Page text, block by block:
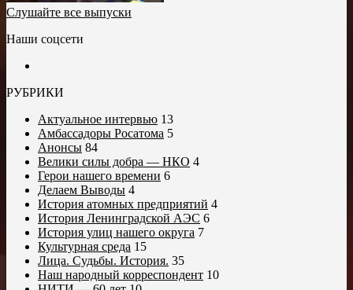
Слушайте все выпуски
Наши соцсети
РУБРИКИ
Актуальное интервью 13
Амбассадоры Росатома 5
Анонсы 84
Велики силы добра — НКО 4
Герои нашего времени 6
Делаем Выводы 4
История атомных предприятий 4
История Ленинградской АЭС 6
История улиц нашего округа 7
Культурная среда 15
Лица. Судьбы. История. 35
Наш народный корреспондент 10